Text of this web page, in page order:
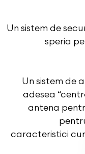
Un sistem de
speria
Un sistem de
adesea
antena
caracteristici